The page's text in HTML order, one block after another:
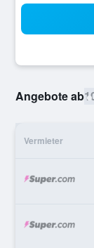
Angebote ab
Vermieter